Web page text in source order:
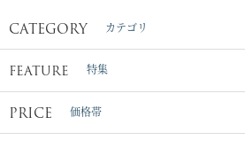
CATEGORY カテゴリ
FEATURE 特集
PRICE 価格帯